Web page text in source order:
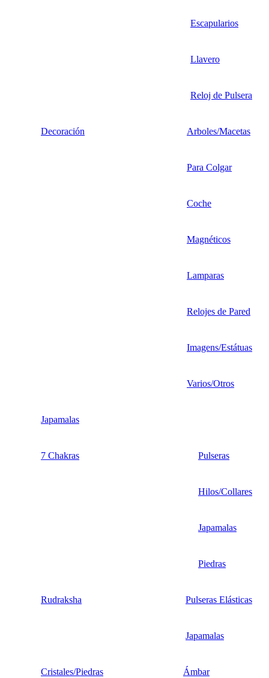
Escapularios
Llavero
Reloj de Pulsera
Decoración Arboles/Macetas
Para Colgar
Coche
Magnéticos
Lamparas
Relojes de Pared
Imagens/Estátuas
Varios/Otros
Japamalas
7 Chakras Pulseras
Hilos/Collares
Japamalas
Piedras
Rudraksha Pulseras Elásticas
Japamalas
Cristales/Piedras Ámbar